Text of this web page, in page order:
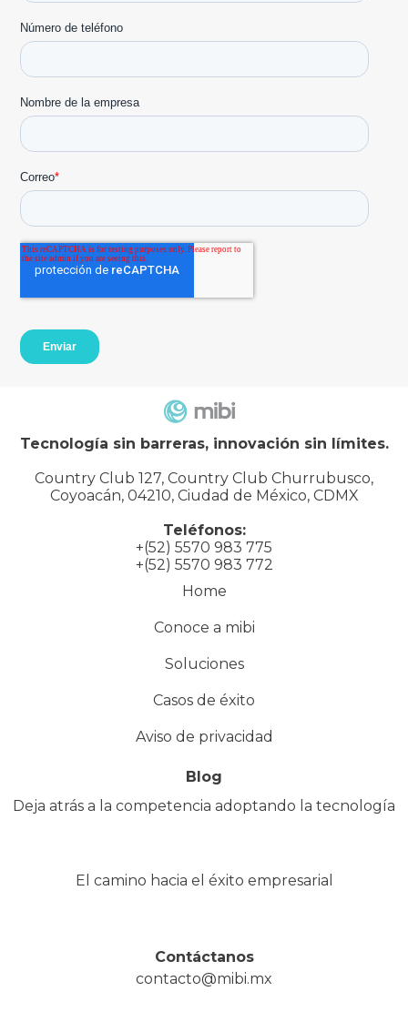
Tecnología sin barreras, innovación sin límites.
Country Club 127, Country Club Churrubusco,
Coyoacán, 04210, Ciudad de México, CDMX
Teléfonos:
+(52) 5570 983 775
+(52) 5570 983 772
Home
Conoce a mibi
Soluciones
Casos de éxito
Aviso de privacidad
Blog
Deja atrás a la competencia adoptando la tecnología
El camino hacia el éxito empresarial
Contáctanos
contacto@mibi.mx